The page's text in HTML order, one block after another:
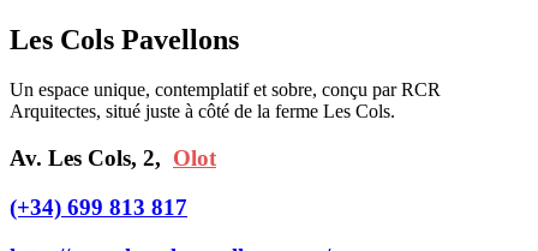
Les Cols Pavellons
Un espace unique, contemplatif et sobre, conçu par RCR
Arquitectes, situé juste à côté de la ferme Les Cols.
Av. Les Cols, 2, Olot
(+34) 699 813 817